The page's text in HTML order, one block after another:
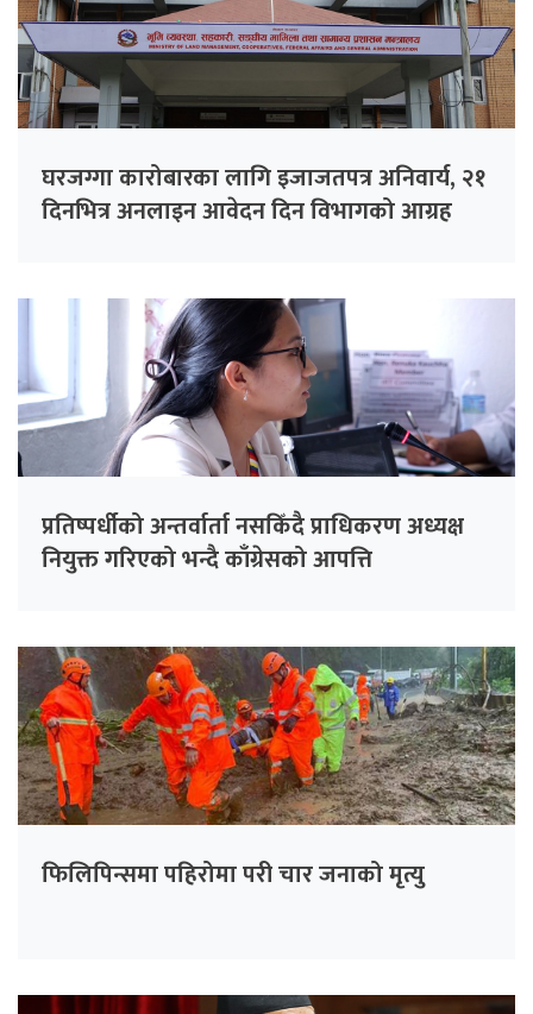
घरजग्गा कारोबारका लागि इजाजतपत्र अनिवार्य, २१
दिनभित्र अनलाइन आवेदन दिन विभागको आग्रह
प्रतिष्पर्धीको अन्तर्वार्ता नसकिँदै प्राधिकरण अध्यक्ष
नियुक्त गरिएको भन्दै काँग्रेसको आपत्ति
फिलिपिन्समा पहिरोमा परी चार जनाको मृत्यु